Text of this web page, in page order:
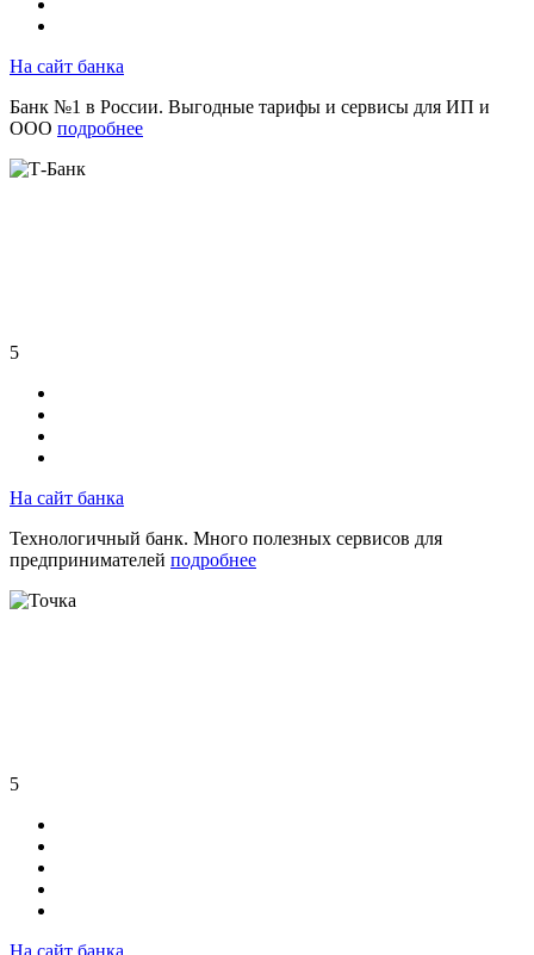
На сайт банка
Банк №1 в России. Выгодные тарифы и сервисы для ИП и
ООО подробнее
5
На сайт банка
Технологичный банк. Много полезных сервисов для
предпринимателей подробнее
5